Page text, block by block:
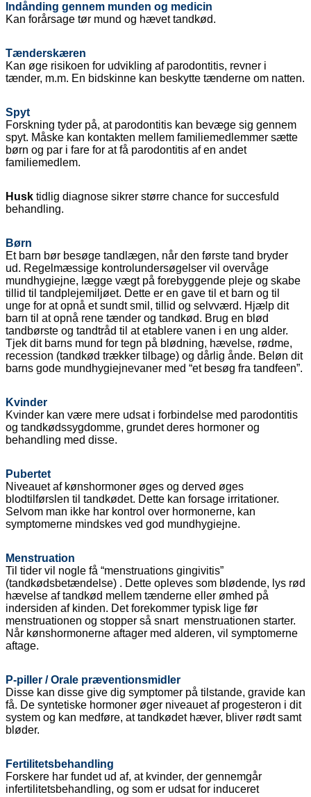
Indånding gennem munden og medicin
Kan forårsage tør mund og hævet tandkød.
Tænderskæren
Kan øge risikoen for udvikling af parodontitis, revner i
tænder, m.m. En bidskinne kan beskytte tænderne om natten.
Spyt
Forskning tyder på, at parodontitis kan bevæge sig gennem
spyt. Måske kan kontakten mellem familiemedlemmer sætte
børn og par i fare for at få parodontitis af en andet
familiemedlem.
Husk tidlig diagnose sikrer større chance for succesfuld
behandling.
Børn
Et barn bør besøge tandlægen, når den første tand bryder
ud. Regelmæssige kontrolundersøgelser vil overvåge
mundhygiejne, lægge vægt på forebyggende pleje og skabe
tillid til tandplejemiljøet. Dette er en gave til et barn og til
unge for at opnå et sundt smil, tillid og selvværd. Hjælp dit
barn til at opnå rene tænder og tandkød. Brug en blød
tandbørste og tandtråd til at etablere vanen i en ung alder.
Tjek dit barns mund for tegn på blødning, hævelse, rødme,
recession (tandkød trækker tilbage) og dårlig ånde. Beløn ​​dit
barns gode mundhygiejnevaner med “et besøg fra tandfeen”.
Kvinder
Kvinder kan være mere udsat i forbindelse med parodontitis
og tandkødssygdomme, grundet deres hormoner og
behandling med disse.
Pubertet
Niveauet af kønshormoner øges og derved øges
blodtilførslen til tandkødet. Dette kan forsage irritationer.
Selvom man ikke har kontrol over hormonerne, kan
symptomerne mindskes ved god mundhygiejne.
Menstruation
Til tider vil nogle få “menstruations gingivitis”
(tandkødsbetændelse) . Dette opleves som blødende, lys rød
hævelse af tandkød mellem tænderne eller ømhed på
indersiden af kinden. Det forekommer typisk lige før
menstruationen og stopper så snart menstruationen starter.
Når kønshormonerne aftager med alderen, vil symptomerne
aftage.
P-piller / Orale præventionsmidler
Disse kan disse give dig symptomer på tilstande, gravide kan
få. De syntetiske hormoner øger niveauet af progesteron i dit
system og kan medføre, at tandkødet hæver, bliver rødt samt
bløder.
Fertilitetsbehandling
Forskere har fundet ud af, at kvinder, der gennemgår
infertilitetsbehandling, og som er udsat for induceret